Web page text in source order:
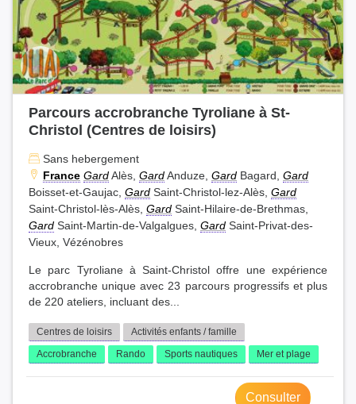
Parcours accrobranche Tyroliane à St-
Christol (Centres de loisirs)
Sans hebergement
France GardAlès, GardAnduze, Gard Bagard, Gard
Boisset-et-Gaujac, Gard Saint-Christol-lez-Alès, Gard
Saint-Christol-lès-Alès, Gard Saint-Hilaire-de-Brethmas,
Gard Saint-Martin-de-Valgalgues, Gard Saint-Privat-des-
Vieux, Vézénobres
Le parc Tyroliane à Saint-Christol offre une expérience
accrobranche unique avec 23 parcours progressifs et plus
de 220 ateliers, incluant des...
Centres de loisirs
Activités enfants / famille
Accrobranche
Rando Sports nautiques Mer et plage
Consulter